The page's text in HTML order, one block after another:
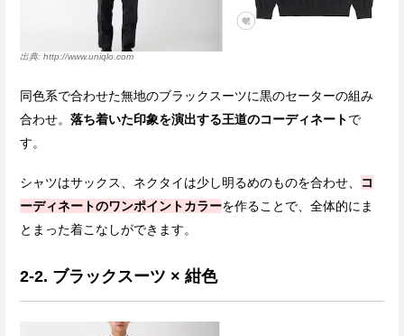
http://www.uniqlo.com
同色系で合わせた無地のブラックスーツに黒のセーターの組み
合わせ。 落ち着いた印象を演出する王道のコーディネートで
す。
シャツはサックス、ネクタイは少し明るめのものを合わせ、
コ
ーディネートのワンポイントカラーを作ることで、全体的にま
とまった着こなしができます。
2-2. ブラックスーツ × 紺色